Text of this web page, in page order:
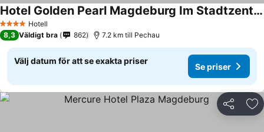
4 StjärnorHotell
Hotel Golden Pearl Magdeburg Im Stadtzentrum
Se priser
8,3 Väldigt bra 862 7.2 km till Pechau
Välj datum för att se exakta priser
Se priser
Dela